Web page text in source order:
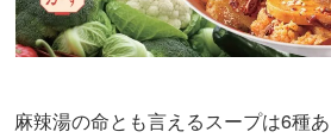
麻辣湯の命とも言えるスープは6種